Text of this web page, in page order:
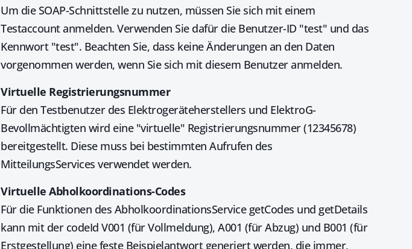
Um die SOAP-Schnittstelle zu nutzen, müssen Sie sich mit einem
Testaccount anmelden. Verwenden Sie dafür die Benutzer-ID "test" und das
Kennwort "test". Beachten Sie, dass keine Änderungen an den Daten
vorgenommen werden, wenn Sie sich mit diesem Benutzer anmelden.
Virtuelle Registrierungsnummer
Für den Testbenutzer des Elektrogeräteherstellers und ElektroG-
Bevollmächtigten wird eine "virtuelle" Registrierungsnummer (12345678)
bereitgestellt. Diese muss bei bestimmten Aufrufen des
MitteilungsServices verwendet werden.
Virtuelle Abholkoordinations-Codes
Für die Funktionen des AbholkoordinationsService getCodes und getDetails
kann mit der codeId V001 (für Vollmeldung), A001 (für Abzug) und B001 (für
Erstgestellung) eine feste Beispielantwort generiert werden, die immer,